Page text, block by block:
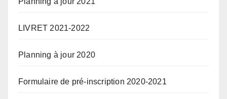
LIVRET 2021-2022
Planning à jour 2020
Formulaire de pré-inscription 2020-2021